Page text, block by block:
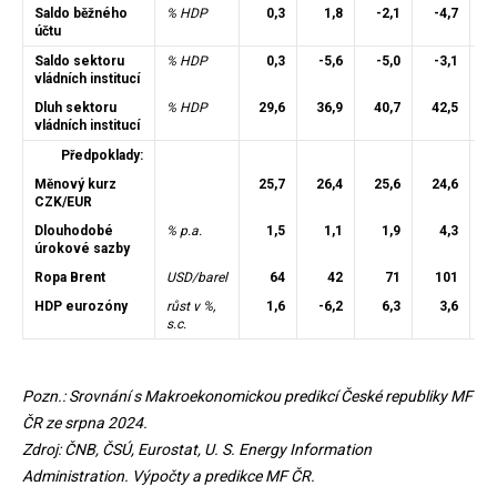
Saldo běžného
účtu
% HDP 0,3 1,8 -2,1 -4,7
Saldo sektoru
vládních institucí
% HDP 0,3 -5,6 -5,0 -3,1
Dluh sektoru
vládních institucí
% HDP 29,6 36,9 40,7 42,5
Předpoklady:
Měnový kurz
CZK/EUR
25,7 26,4 25,6 24,6
Dlouhodobé
úrokové sazby
% p.a. 1,5 1,1 1,9 4,3
Ropa Brent USD/barel 64 42 71
101
HDP eurozóny
růst v %,
s.c.
1,6 -6,2 6,3 3,6
Pozn.: Srovnání s Makroekonomickou predikcí České republiky MF
ČR ze srpna 2024.
Zdroj: ČNB, ČSÚ, Eurostat, U. S. Energy Information
Administration. Výpočty a predikce MF ČR.